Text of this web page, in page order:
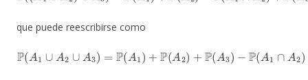
que puede reescribirse como
P( A ∪ A2 ∪ A 3 = A1) + ( A )+P( A3 ) −P( A1 ∩ 2)− P A1
∩A3 − A2 ∩ A3 ) +P(A1 ∩ A 2∩ A 3)